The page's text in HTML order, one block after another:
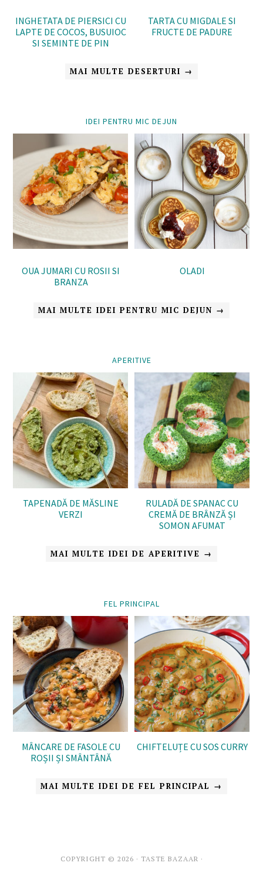
INGHETATA DE PIERSICI CU
LAPTE DE COCOS, BUSUIOC
SI SEMINTE DE PIN
TARTA CU MIGDALE SI
FRUCTE DE PADURE
MAI MULTE DESERTURI →
IDEI PENTRU MIC DEJUN
OUA JUMARI CU ROSII SI
BRANZA
OLADI
MAI MULTE IDEI PENTRU MIC DEJUN →
APERITIVE
TAPENADĂ DE MĂSLINE
VERZI
RULADĂ DE SPANAC CU
CREMĂ DE BRÂNZĂ ȘI
SOMON AFUMAT
MAI MULTE IDEI DE APERITIVE →
FEL PRINCIPAL
MÂNCARE DE FASOLE CU
ROȘII ȘI SMÂNTÂNĂ
CHIFTELUȚE CU SOS CURRY
MAI MULTE IDEI DE FEL PRINCIPAL →
COPYRIGHT © 2026 · TASTE BAZAAR ·